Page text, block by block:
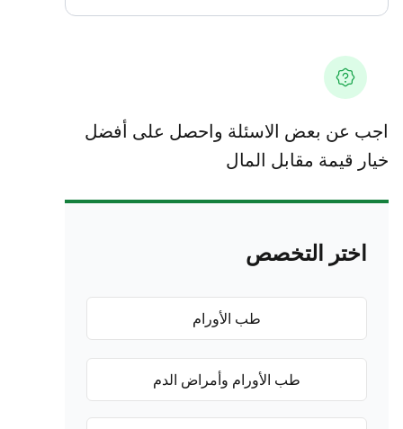
اجب عن بعض الاسئلة واحصل على أفضل
خيار قيمة مقابل المال
اختر التخصص
طب الأورام
طب الأورام وأمراض الدم